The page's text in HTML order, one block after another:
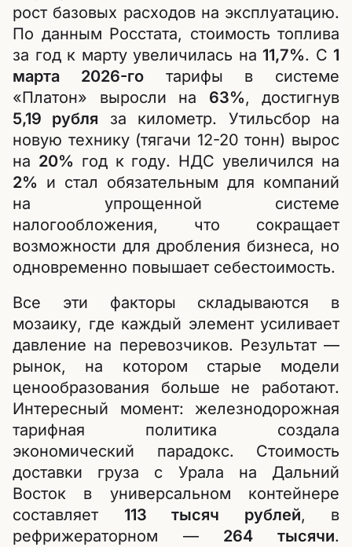
рост базовых расходов на эксплуатацию.
По данным Росстата, стоимость топлива
за год к марту увеличилась на 11,7%. С 1
марта 2026-готарифы в системе
«Платон» выросли на 63%, достигнув
5,19 рубля за километр. Утильсбор на
новую технику (тягачи 12-20 тонн) вырос
на 20% год к году. НДС увеличился на
2% и стал обязательным для компаний
на упрощенной системе
налогообложения, что сокращает
возможности для дробления бизнеса, но
одновременно повышает себестоимость.
Все эти факторы складываются в
мозаику, где каждый элемент усиливает
давление на перевозчиков. Результат —
рынок, на котором старые модели
ценообразования больше не работают.
Интересный момент: железнодорожная
тарифная политика создала
экономический парадокс. Стоимость
доставки груза с Урала на Дальний
Восток в универсальном контейнере
составляет 113 тысяч рублей, в
рефрижераторном — 264 тысячи.